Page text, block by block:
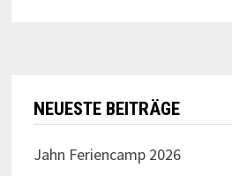
NEUESTE BEITRÄGE
Jahn Feriencamp 2026